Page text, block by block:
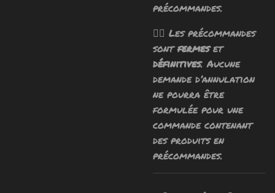
précommandes.
🧙‍♂️ Les précommandes
sontfermeset
définitives. Aucune
demande d’annulation
ne pourra être
formulée pour une
commande contenant
des produits en
précommandes.